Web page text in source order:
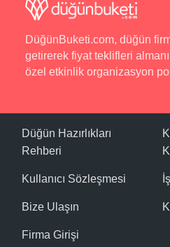
DüğünBuketi.com, düğün
getirerek fiyat teklifleri
özel etkinlik organizasyon
Düğün Hazırlıkları
Rehberi
Kullanıcı Sözleşmesi
Bize Ulaşın
Firma Girişi